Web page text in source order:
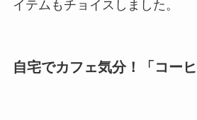
イテムもチョイスしました。
自宅でカフェ気分！「コーヒ